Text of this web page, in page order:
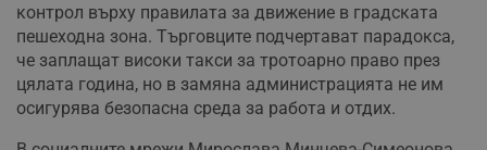
контрол върху правилата за движение в градската
пешеходна зона. Търговците подчертават парадокса,
че заплащат високи такси за тротоарно право през
цялата година, но в замяна администрацията не им
осигурява безопасна среда за работа и отдих.